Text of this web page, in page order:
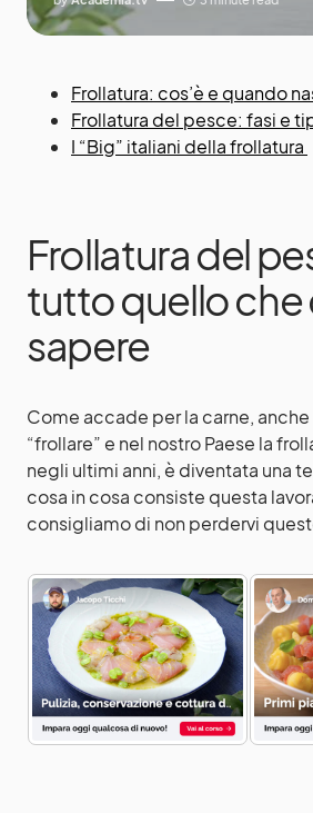
Frollatura: cos’è e quando
Frollatura del pesce: fasi e
I “Big” italiani della frollatura
Frollatura del
tutto quello che
sapere
Come accade per la carne,
“frollare” e nel nostro Paese la
negli ultimi anni, è diventata una
cosa in cosa consiste questa
consigliamo di non perdervi